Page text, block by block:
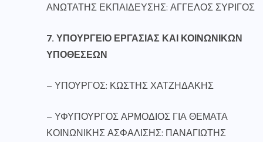
ΑΝΩΤΑΤΗΣ ΕΚΠΑΙΔΕΥΣΗΣ: ΑΓΓΕΛΟΣ ΣΥΡΙΓΟΣ
7. ΥΠΟΥΡΓΕΙΟ ΕΡΓΑΣΙΑΣ ΚΑΙ ΚΟΙΝΩΝΙΚΩΝ
ΥΠΟΘΕΣΕΩΝ
– ΥΠΟΥΡΓΟΣ: ΚΩΣΤΗΣ ΧΑΤΖΗΔΑΚΗΣ
– ΥΦΥΠΟΥΡΓΟΣ ΑΡΜΟΔΙΟΣ ΓΙΑ ΘΕΜΑΤΑ
ΚΟΙΝΩΝΙΚΗΣ ΑΣΦΑΛΙΣΗΣ: ΠΑΝΑΓΙΩΤΗΣ